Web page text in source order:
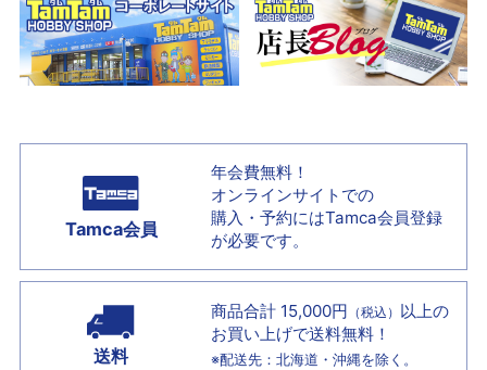
Tamca会員
年会費無料！
オンラインサイトでの
購入・予約にはTamca会員登録
が必要です。
送料
商品合計 15,000円 （税込） 以上の
お買い上げで送料無料！
※配送先：北海道・沖縄を除く。